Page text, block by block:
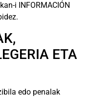
i INFORMACIÓN
ETA
edo penalak